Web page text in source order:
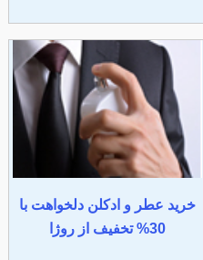
خرید عطر و ادکلن دلخواهت با
30% تخفیف از روژا